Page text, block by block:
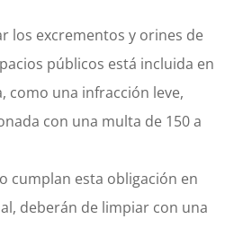
los excrementos y orines de
públicos está incluida en
como una infracción leve,
con una multa de 150 a
cumplan esta obligación en
deberán de limpiar con una